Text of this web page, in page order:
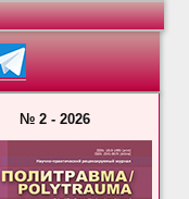
№ 2 - 2026